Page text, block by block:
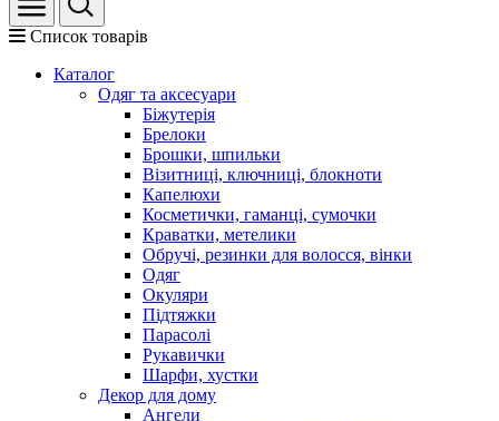
Список товарів
Каталог
Oдяг та аксесуари
Біжутерія
Брелоки
Брошки, шпильки
Візитниці, ключниці, блокноти
Капелюхи
Косметички, гаманці, сумочки
Краватки, метелики
Обручі, резинки для волосся, вінки
Одяг
Окуляри
Підтяжки
Парасолі
Рукавички
Шарфи, хустки
Декор для дому
Ангели